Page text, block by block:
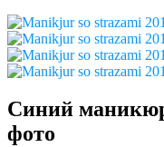
Синий маникюр
фото